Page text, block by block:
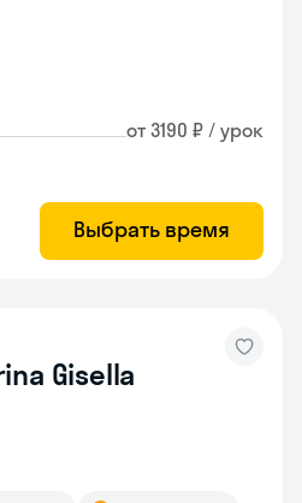
от 3190 ₽ / урок
Выбрать время
Gisella